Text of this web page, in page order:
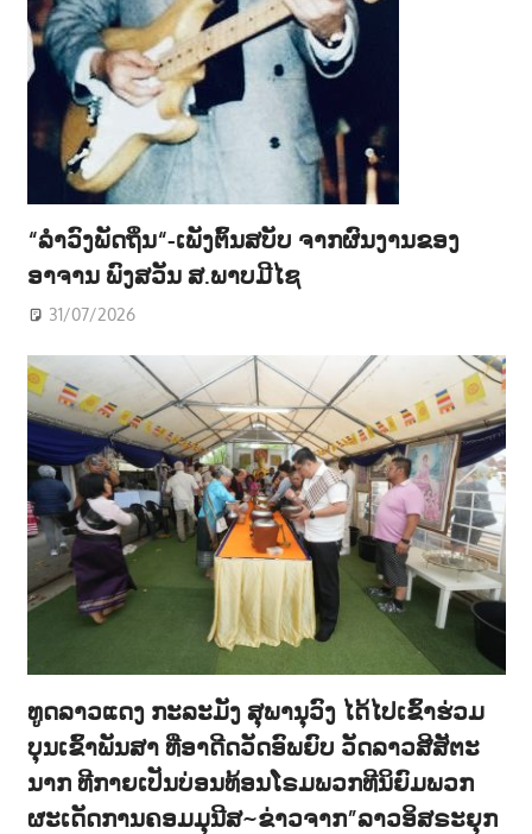
“ລຳວົງພັດຖິ່ນ“-ເພັງຕົ້ນສບັບ ຈາກຜົນງານຂອງ
ອາຈານ ພົງສວັນ ສ.ພາບມີໄຊ
31/07/2026
ທູດລາວແດງ ກະລະມັງ ສຸພານຸວົງ ໄດ້ໄປເຂົ້າຮ່ວມ
ບຸນເຂົ້າພັນສາ ທີ່ອາດີດວັດອົພຍົບ ວັດລາວສີສັຕະ
ນາກ ທີກາຍເປັນບ່ອນທ້ອນໂຣມພວກທີນິຍົມພວກ
ຜະເດັດການຄອມມຸນີສ~ຂ່າວຈາກ”ລາວອິສຣະຍຸກ